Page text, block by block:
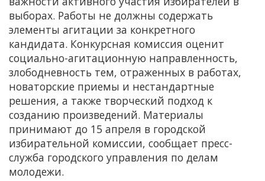
выборах. Работы не должны содержать
элементы агитации за конкретного
кандидата. Конкурсная комиссия оценит
социально-агитационную направленность,
злободневность тем, отраженных в работах,
новаторские приемы и нестандартные
решения, а также творческий подход к
созданию произведений. Материалы
принимают до 15 апреля в городской
избирательной комиссии, сообщает пресс-
служба городского управления по делам
молодежи.